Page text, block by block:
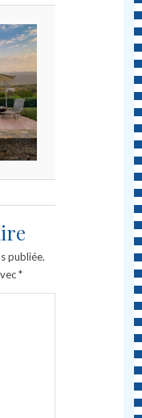
publiée.
*